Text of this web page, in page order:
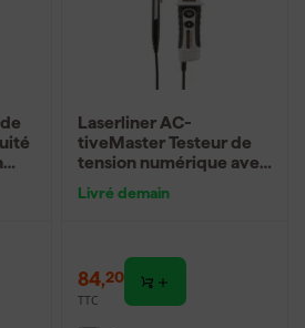
Laserliner AC-
tiveMaster Testeur de
tension numérique avec
690 V
Livré demain
84,20
TTC